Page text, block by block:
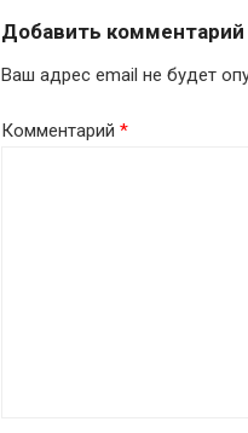
Добавить комментарий
Ваш адрес email не будет
Комментарий *